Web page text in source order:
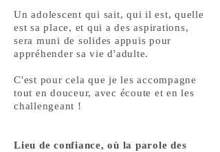
Un adolescent qui sait, qui il est, quelle
est sa place, et qui a des aspirations,
sera muni de solides appuis pour
appréhender sa vie d'adulte.
C'est pour cela que je les accompagne
tout en douceur, avec écoute et en les
challengeant !
Lieu de confiance, où la parole des